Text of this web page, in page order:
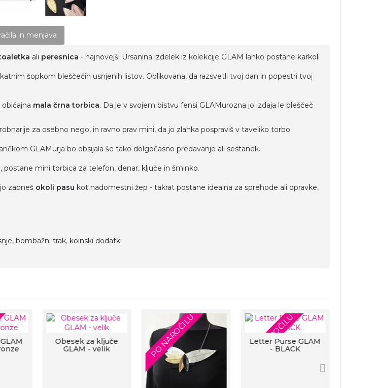
in menjava
ali peresnica - najnovejši Ursanina izdelek iz kolekcije GLAM lahko postane karkoli
šopkom bleščečih usnjenih listov. Oblikovana, da razsvetli tvoj dan in popestri tvoj
mala črna torbica. Da je v svojem bistvu fensi GLAMurozna jo izdaja le bleščeč
za osebno nego, in ravno prav mini, da jo zlahka pospraviš v taveliko torbo.
GLAMurja bo obsijala še tako dolgočasno predavanje ali sestanek.
, postane mini torbica za telefon, denar, ključe in šminko.
zapneš okoli pasu kot nadomestni žep - takrat postane idealna za sprehode ali opravke,
bombažni trak, koinski dodatki
Obesek za ključe
GLAM - velik
PO NAROČILU PO NAROČILU
Letter Purse GLAM
- BLACK